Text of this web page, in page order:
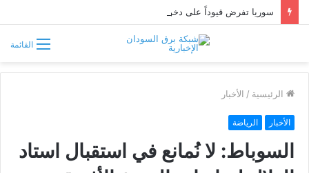
القائمة
الرئيسية / الأخبار
الأخبار الرياضة
السوباط: لا نُمانع في استقبال استاد